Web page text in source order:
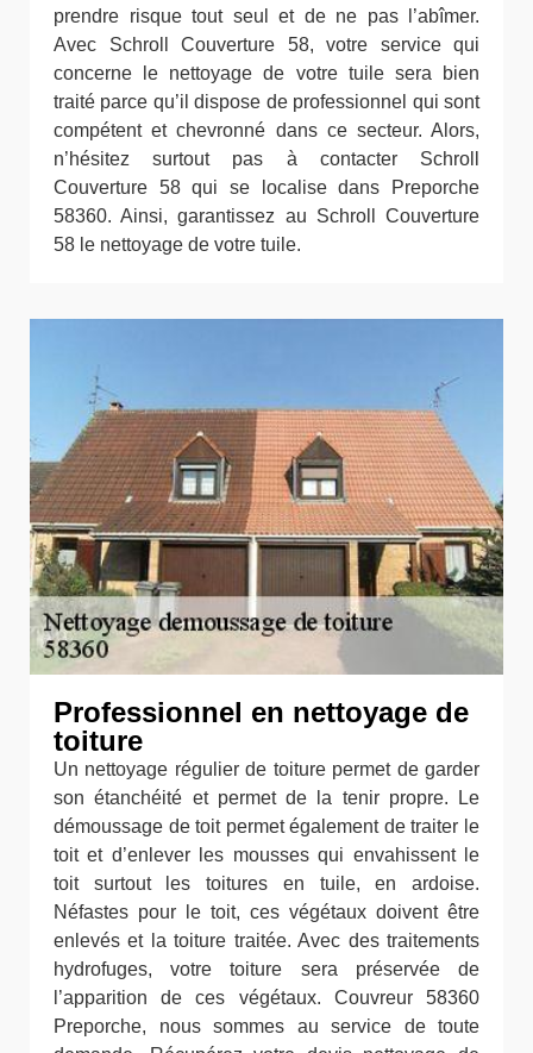
prendre risque tout seul et de ne pas l’abîmer.
Avec Schroll Couverture 58, votre service qui
concerne le nettoyage de votre tuile sera bien
traité parce qu’il dispose de professionnel qui sont
compétent et chevronné dans ce secteur. Alors,
n’hésitez surtout pas à contacter Schroll
Couverture 58 qui se localise dans Preporche
58360. Ainsi, garantissez au Schroll Couverture
58 le nettoyage de votre tuile.
Professionnel en nettoyage de
toiture
Un nettoyage régulier de toiture permet de garder
son étanchéité et permet de la tenir propre. Le
démoussage de toit permet également de traiter le
toit et d’enlever les mousses qui envahissent le
toit surtout les toitures en tuile, en ardoise.
Néfastes pour le toit, ces végétaux doivent être
enlevés et la toiture traitée. Avec des traitements
hydrofuges, votre toiture sera préservée de
l’apparition de ces végétaux. Couvreur 58360
Preporche, nous sommes au service de toute